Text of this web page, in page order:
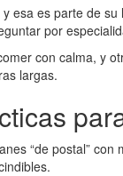
esa es parte de
por
con calma, y
largas.
“de postal”